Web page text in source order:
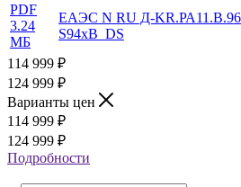
PDF
3.24
МБ
ЕАЭС N RU Д-
S94xB_DS
114 999 ₽
124 999 ₽
Варианты цен
114 999 ₽
124 999 ₽
Подробности